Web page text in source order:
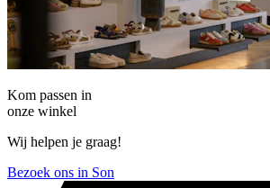
Kom passen in
onze winkel
Wij helpen je graag!
Bezoek ons in Son